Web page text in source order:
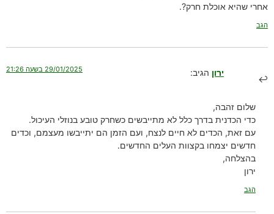
אחרי שהיא אוכלת חרק?.
הגב
ירון הגיב: 29/01/2025 בשעה 21:26
שלום זהבה,
כדי הכדנית בדרך כלל לא מתייבשים כשחרק טובע בנוזלי העיכול.
עם זאת, הכדים לא חיים לנצח, ועם הזמן הם יתייבשו מעצמם, וכדים
חדשים יצמחו בקצוות העלים החדשים.
בהצלחה,
ירון
הגב